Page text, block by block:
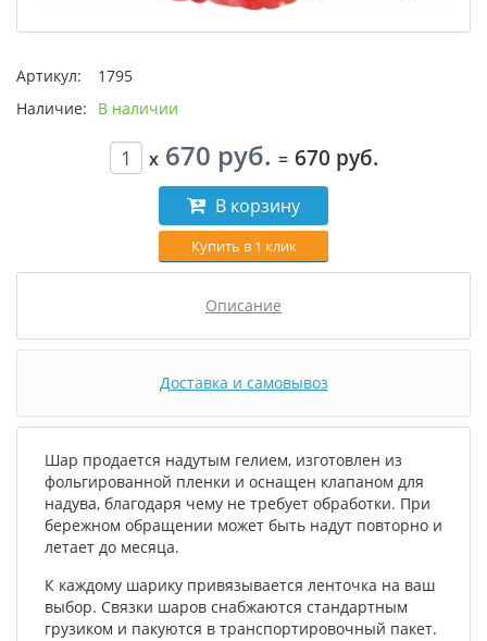
Артикул:
1795
Наличие:
В наличии
x 670 руб. = 670 руб.
В корзину
Купить в 1 клик
Описание
Доставка и самовывоз
Шар продается надутым гелием, изготовлен из
фольгированной пленки и оснащен клапаном для
надува, благодаря чему не требует обработки. При
бережном обращении может быть надут повторно и
летает до месяца.
К каждому шарику привязывается ленточка на ваш
выбор. Связки шаров снабжаются стандартным
грузиком и пакуются в транспортировочный пакет.